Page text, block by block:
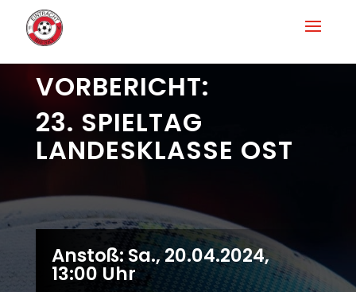
VORBERICHT:
23. SPIELTAG
LANDESKLASSE OST
Anstoß: Sa., 20.04.2024,
13:00 Uhr